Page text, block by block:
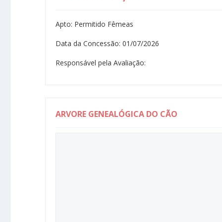
Apto: Permitido Fêmeas
Data da Concessão: 01/07/2026
Responsável pela Avaliação:
ARVORE GENEALÓGICA DO CÃO